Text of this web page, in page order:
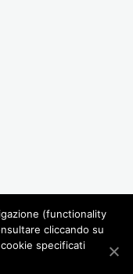
(functionality
cliccando su
specificati